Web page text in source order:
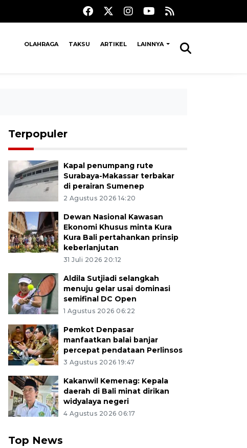
OLAHRAGA TAKSU ARTIKEL LAINNYA
Terpopuler
Kapal penumpang rute
Surabaya-Makassar terbakar
di perairan Sumenep
2 Agustus 2026 14:20
Dewan Nasional Kawasan
Ekonomi Khusus minta Kura
Kura Bali pertahankan prinsip
keberlanjutan
31 Juli 2026 20:12
Aldila Sutjiadi selangkah
menuju gelar usai dominasi
semifinal DC Open
1 Agustus 2026 06:22
Pemkot Denpasar
manfaatkan balai banjar
percepat pendataan Perlinsos
3 Agustus 2026 19:47
Kakanwil Kemenag: Kepala
daerah di Bali minat dirikan
widyalaya negeri
4 Agustus 2026 06:17
Top News